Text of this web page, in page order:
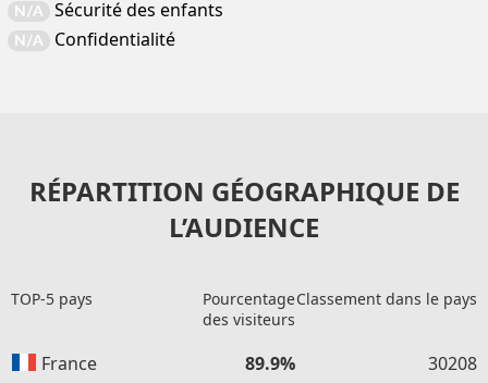
N/A Sécurité des enfants
N/A Confidentialité
RÉPARTITION GÉOGRAPHIQUE DE
L’AUDIENCE
TOP-5 pays
Pourcentage
des visiteurs
Classement dans le pays
France 89.9% 30208